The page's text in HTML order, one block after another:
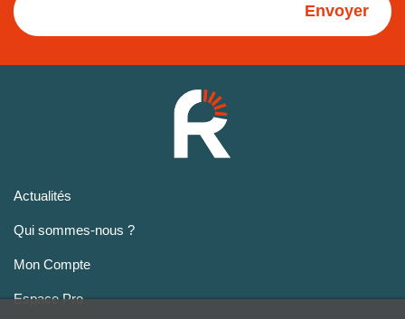
Envoyer
Actualités
Qui sommes-nous ?
Mon Compte
Espace Pro